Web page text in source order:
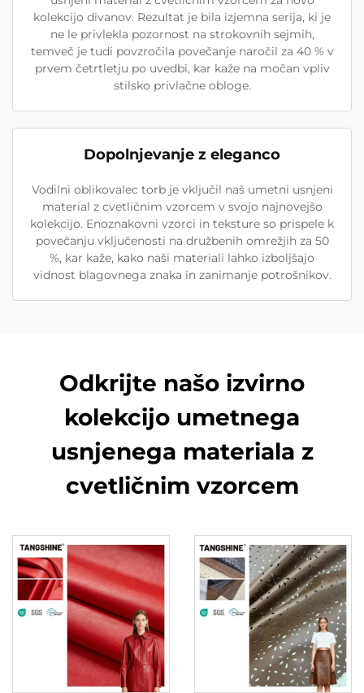
kolekcijo divanov. Rezultat je bila izjemna serija, ki je
ne le privlekla pozornost na strokovnih sejmih,
temveč je tudi povzročila povečanje naročil za 40 % v
prvem četrtletju po uvedbi, kar kaže na močan vpliv
stilsko privlačne obloge.
Dopolnjevanje z eleganco
Vodilni oblikovalec torb je vključil naš umetni usnjeni
material z cvetličnim vzorcem v svojo najnovejšo
kolekcijo. Enoznakovni vzorci in teksture so prispele k
povečanju vključenosti na družbenih omrežjih za 50
%, kar kaže, kako naši materiali lahko izboljšajo
vidnost blagovnega znaka in zanimanje potrošnikov.
Odkrijte našo izvirno
kolekcijo umetnega
usnjenega materiala z
cvetličnim vzorcem